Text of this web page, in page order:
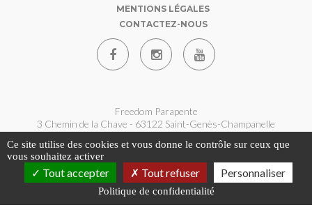
MENTIONS LÉGALES
CONTACTEZ-NOUS
Freedom Parapente
3 Chemin de la Chave - 63122 Saint-Genès-Champanelle
contact@freedom-parapente.fr
Copyright © 2026 - Freedom Parapente
Ce site utilise des cookies et vous donne le contrôle sur ceux que
vous souhaitez activer
Tout accepter Tout refuser Personnaliser
Politique de confidentialité